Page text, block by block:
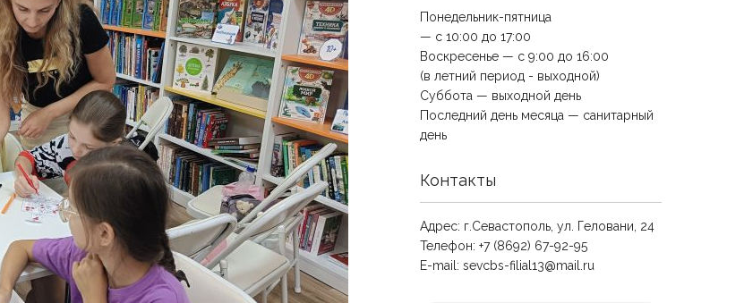
Понедельник-пятница
— с 10:00 до 17:00
Воскресенье — с 9:00 до 16:00
(в летний период - выходной)
Суббота — выходной день
Последний день месяца — санитарный
день
Контакты
Адрес: г.Севастополь, ул. Геловани, 24
Телефон: +7 (8692) 67-92-95
E-mail: sevcbs-filial13@mail.ru